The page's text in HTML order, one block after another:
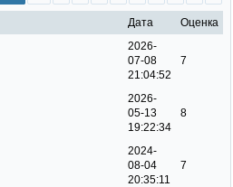
Дата Оценка
2026-
07-08
21:04:52
7
2026-
05-13
19:22:34
8
2024-
08-04
20:35:11
7